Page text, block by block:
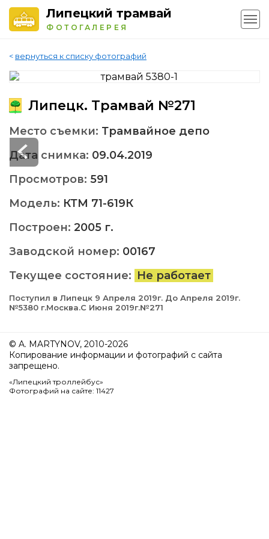
Липецкий трамвай
ФОТОГАЛЕРЕЯ
< вернуться к списку фотографий
Липецк. Трамвай №271
Место съемки: Трамвайное депо
Дата снимка: 09.04.2019
Просмотров: 591
Модель: КТМ 71-619К
Построен: 2005 г.
Заводской номер: 00167
Текущее состояние: Не работает
Поступил в Липецк 9 Апреля 2019г. До Апреля 2019г.
№5380 г.Москва.С Июня 2019г.№271
© A. MARTYNOV, 2010-2026
Копирование информации и фотографий с сайта
запрещено.
«Липецкий троллейбус»
Фотографий на сайте: 11427